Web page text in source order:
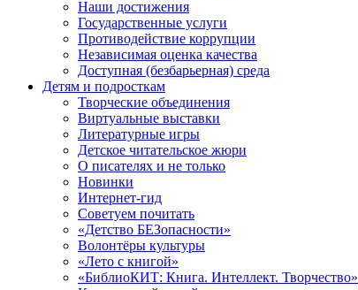
Наши достижения
Государственные услуги
Противодействие коррупции
Независимая оценка качества
Доступная (безбарьерная) среда
Детям и подросткам
Творческие объединения
Виртуальные выставки
Литературные игры
Детское читательское жюри
О писателях и не только
Новинки
Интернет-гид
Советуем почитать
«Детство БЕЗопасности»
Волонтёры культуры
«Лето с книгой»
«БиблиоКИТ: Книга. Интеллект. Творчество»